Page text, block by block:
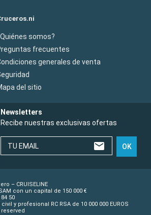
somos?
frecuentes
generales de venta
del sitio
Newsletters
Recibe nuestras exclusivas ofertas
TU EMAIL OK
– CRUISELINE
con un capital de 150 000 €
50
y profesional RC RSA de 10 000 000 EUROS
reserved